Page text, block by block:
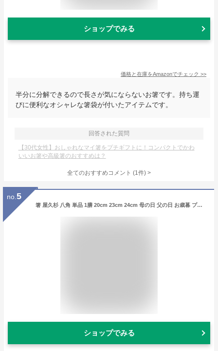
ショップでみる
価格と在庫をAmazonでチェック >>
半分に分解できるので長さが気にならないお箸です。持ち運
びに便利なオシャレな箸袋が付いたアイテムです。
回答された質問
【30代女性】おしゃれなマイ箸をプチギフトに！コンパクトでかわ
いいお箸や高級箸のおすすめは？
全てのおすすめコメント (1件) >
no. 5
箸 屋久杉 八角 単品 1膳 20cm 23cm 24cm 母の日 父の日 お歳暮 プレゼント 名入れ 長寿 古稀 喜寿 傘寿 お祝い 木婚式 国産 高級箸 屋久杉屋 やくすぎや 家族 お祝い 高級 木 鹿児島 鹿児島県 屋久島 ギフト プレゼント メール便対応 メール便可能化粧箱別売り有
ショップでみる